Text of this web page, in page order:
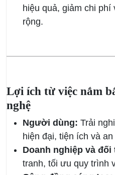
hiệu quả, giảm chi
rộng.
Lợi ích từ việc nắm
nghệ
Người dùng: Trải
hiện đại, tiện ích và an
Doanh nghiệp và đối
tranh, tối ưu quy trình